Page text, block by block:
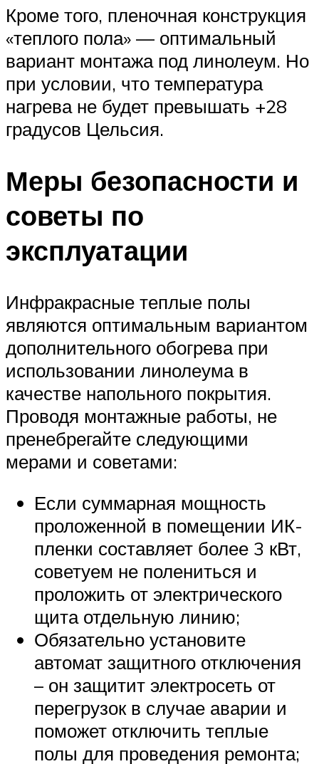
Кроме того, пленочная конструкция
«теплого пола» — оптимальный
вариант монтажа под линолеум. Но
при условии, что температура
нагрева не будет превышать +28
градусов Цельсия.
Меры безопасности и
советы по
эксплуатации
Инфракрасные теплые полы
являются оптимальным вариантом
дополнительного обогрева при
использовании линолеума в
качестве напольного покрытия.
Проводя монтажные работы, не
пренебрегайте следующими
мерами и советами:
Если суммарная мощность
проложенной в помещении ИК-
пленки составляет более 3 кВт,
советуем не полениться и
проложить от электрического
щита отдельную линию;
Обязательно установите
автомат защитного отключения
– он защитит электросеть от
перегрузок в случае аварии и
поможет отключить теплые
полы для проведения ремонта;